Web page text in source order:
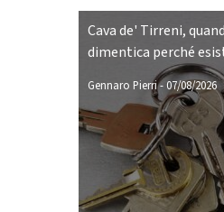
Cava de' Tirreni,
dimentica perché
Gennaro Pierri- 07/08/2026